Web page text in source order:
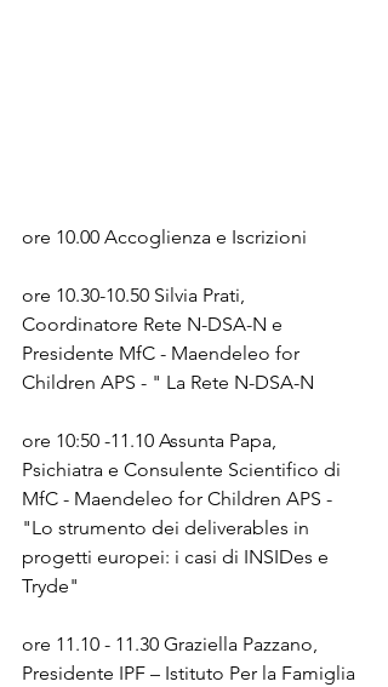
ore 10.00 Accoglienza e Iscrizioni
ore 10.30-10.50 Silvia Prati,
Coordinatore Rete N-DSA-N e
Presidente MfC - Maendeleo for
Children APS - " La Rete N-DSA-N
ore 10:50 -11.10 Assunta Papa,
Psichiatra e Consulente Scientifico di
MfC - Maendeleo for Children APS -
"Lo strumento dei deliverables in
progetti europei: i casi di INSIDes e
Tryde"
ore 11.10 - 11.30 Graziella Pazzano,
Presidente IPF – Istituto Per la Famiglia